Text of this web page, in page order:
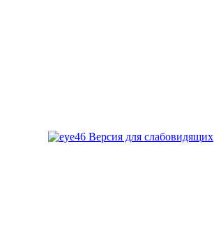
Версия для слабовидящих